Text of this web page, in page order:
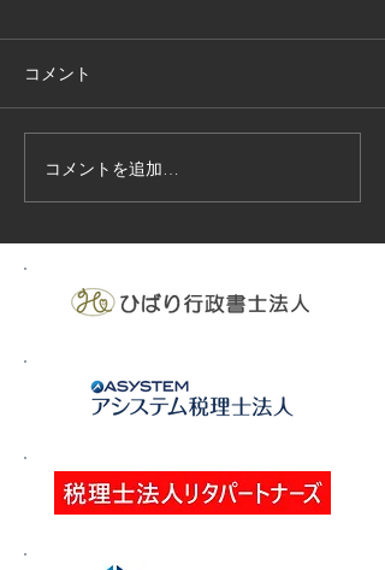
技能実習生１２名入国-フ
ィリピン、ベトナム
コメント
コメントを追加…